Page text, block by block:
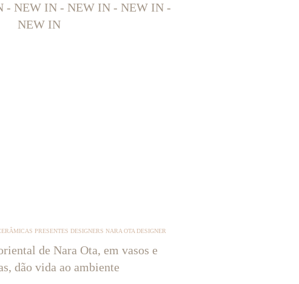
- NEW IN - NEW IN - NEW IN -
NEW IN
PRESENTES DESIGNERS NARA OTA DESIGNER
de Nara Ota, em vasos e
dão vida ao ambiente